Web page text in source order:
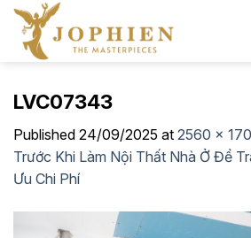
Skip
content
LVC07343
Published 24/09/2025 at 2560 ×
Trước Khi Làm Nội Thất Nhà Ở Để
Ưu Chi Phí